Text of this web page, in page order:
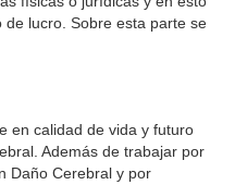
de lucro. Sobre esta parte se
en calidad de vida y futuro
Además de trabajar por
Daño Cerebral y por